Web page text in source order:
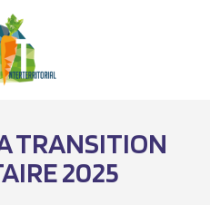
TRANSITION
2025